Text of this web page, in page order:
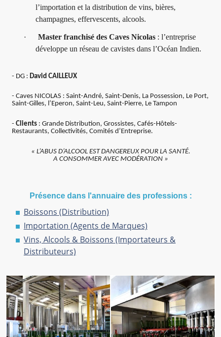
l’importation et la distribution de vins, bières,
champagnes, effervescents, alcools.
· Master franchisé des Caves Nicolas : l’entreprise
développe un réseau de cavistes dans l’Océan Indien.
- DG : David CAILLEUX
- Caves NICOLAS : Saint-André, Saint-Denis, La Possession, Le Port,
Saint-Gilles, l’Eperon, Saint-Leu, Saint-Pierre, Le Tampon
- Clients : Grande Distribution, Grossistes, Cafés-Hôtels-
Restaurants, Collectivités, Comités d’Entreprise.
« L’ABUS D’ALCOOL EST DANGEREUX POUR LA SANTÉ.
A CONSOMMER AVEC MODÉRATION »
Présence dans l'annuaire des professions :
Boissons (Distribution)
Importation (Agents de Marques)
Vins, Alcools & Boissons (Importateurs &
Distributeurs)